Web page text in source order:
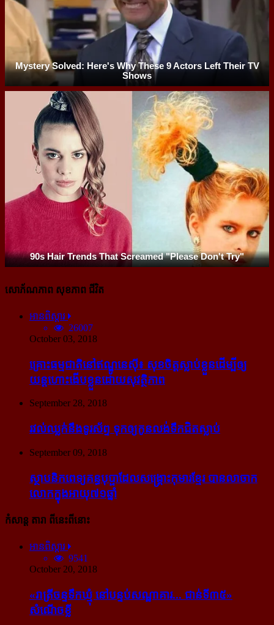
សោភ័ណភាព សុខភាព ជីវិត
អានពិស្ដារ
26007
October 03, 2018
គ្រោះធម្មជាតិនៅឥណ្ឌូនេស៊ី៖ សុខចិត្ត​ស្លាប់​ខ្លួន​ដើម្បី​ឲ្យ​
យន្ដហោះ​ងើប​ខ្លួន​ដោយ​សុវត្ថិភាព
September 28, 2018
រវល់​ឈ្លក់​នឹង​ទូរស័ព្ទ ទុក​ឲ្យ​កូន​លង់​ទឹក​ជិត​ស្លាប់
September 09, 2018
ស្ថាបនិក​ពេទ្យ​គន្ធបុប្ផា​ដែល​សង្គ្រោះ​កុមារ​ខ្មែរ​ បាន​លាចាក​
លោក​ក្នុង​អាយុ​៧១ឆ្នាំ
កំសាន្ដ តារា ពីនេះពីនោះ
អានពិស្ដារ
9541
October 20, 2018
«រាត្រីចន្ទទឹកឃ្មុំ នៅបន្ទប់សណ្ឋាគារ... ជាន់ទី៣៥»
សំណើចខ្លី